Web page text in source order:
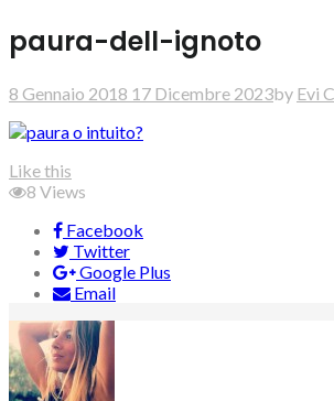
paura-dell-ignoto
8 Gennaio 2018 17 Dicembre 2023by Evi
Like this
8 Views
Facebook
Twitter
Google Plus
Email